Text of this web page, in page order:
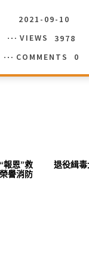
2021-09-10
VIEWS
3978
COMMENTS
0
報恩”救
譽消防
退役緝